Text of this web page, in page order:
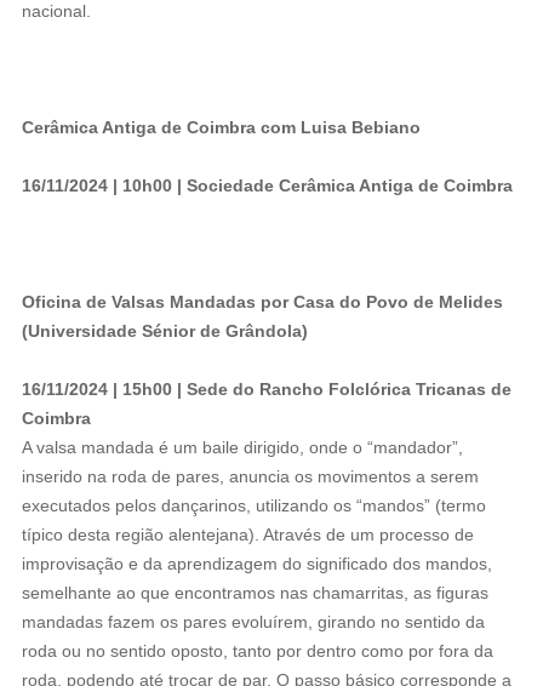
nacional.
Cerâmica Antiga de Coimbra com Luisa Bebiano
16/11/2024 | 10h00 | Sociedade Cerâmica Antiga de Coimbra
Oficina de Valsas Mandadas por Casa do Povo de Melides
(Universidade Sénior de Grândola)
16/11/2024 | 15h00 | Sede do Rancho Folclórica Tricanas de
Coimbra
A valsa mandada é um baile dirigido, onde o “mandador”,
inserido na roda de pares, anuncia os movimentos a serem
executados pelos dançarinos, utilizando os “mandos” (termo
típico desta região alentejana). Através de um processo de
improvisação e da aprendizagem do significado dos mandos,
semelhante ao que encontramos nas chamarritas, as figuras
mandadas fazem os pares evoluírem, girando no sentido da
roda ou no sentido oposto, tanto por dentro como por fora da
roda, podendo até trocar de par. O passo básico corresponde a